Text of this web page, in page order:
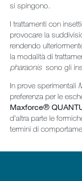
si spingono.
I trattamenti con
provocare la
rendendo
la modalità di
pharaonissono gli
In prove sperimentali
preferenza per le
Maxforce®
d’altra parte le
termini di